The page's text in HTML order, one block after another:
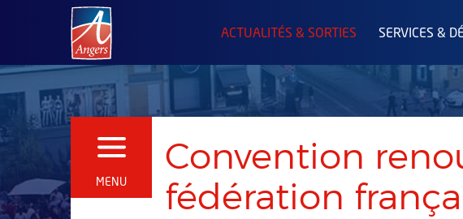
Angers.fr : Retour à l'accueil
ACTUALITÉS & SORTIES SERVICES &
MENU
OUVRIR LE MENU
Convention
fédération